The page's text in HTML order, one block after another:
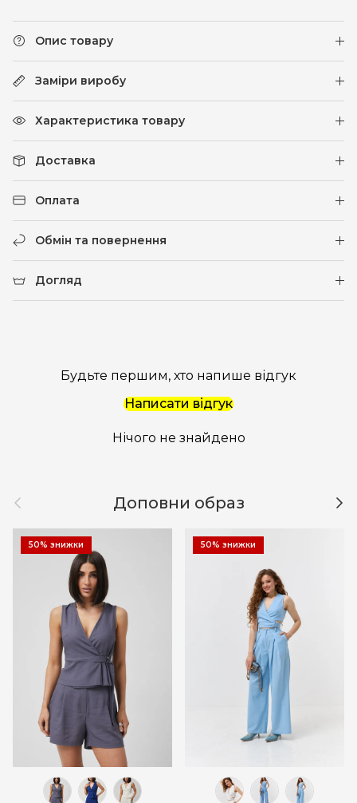
Опис товару
Заміри виробу
Характеристика товару
Доставка
Оплата
Обмін та повернення
Догляд
Будьте першим, хто напише відгук
Написати відгук
Нічого не знайдено
Назад Доповни образ
50% знижки 50% знижки